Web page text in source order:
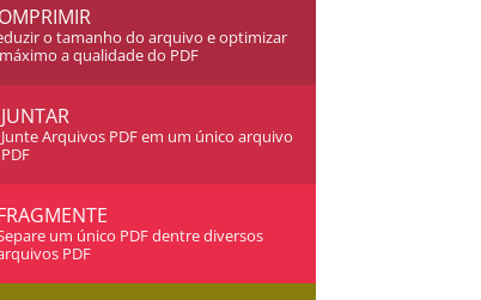
o tamanho do arquivo e optimizar
a qualidade do PDF
JUNTAR
Junte Arquivos PDF em um único arquivo
PDF
um único PDF dentre diversos
PDF